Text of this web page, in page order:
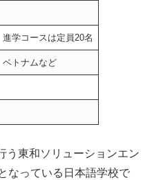
学コースは定員20名
ベトナムなど
う東和ソリューションエン
なっている日本語学校で